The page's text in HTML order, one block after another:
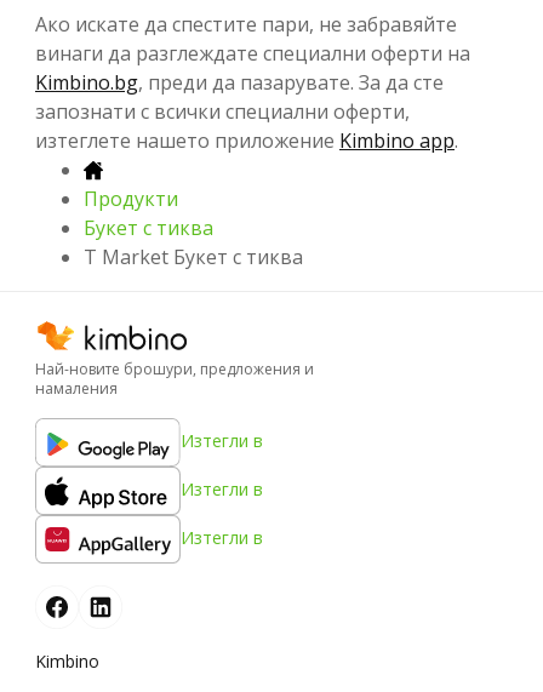
Ако искате да спестите пари, не забравяйте
винаги да разглеждате специални оферти на
Kimbino.bg, преди да пазарувате. За да сте
запознати с всички специални оферти,
изтеглете нашето приложение Kimbino app.
Продукти
Букет с тиква
T Market Букет с тиква
Най-новите брошури, предложения и
намаления
Изтегли в
Изтегли в
Изтегли в
Kimbino